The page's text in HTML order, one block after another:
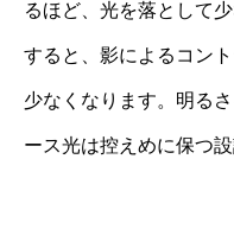
るほど、光を落として
すると、影によるコン
少なくなります。明る
ース光は控えめに保つ